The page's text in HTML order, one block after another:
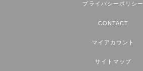
プライバシーポリシー
CONTACT
マイアカウント
サイトマップ